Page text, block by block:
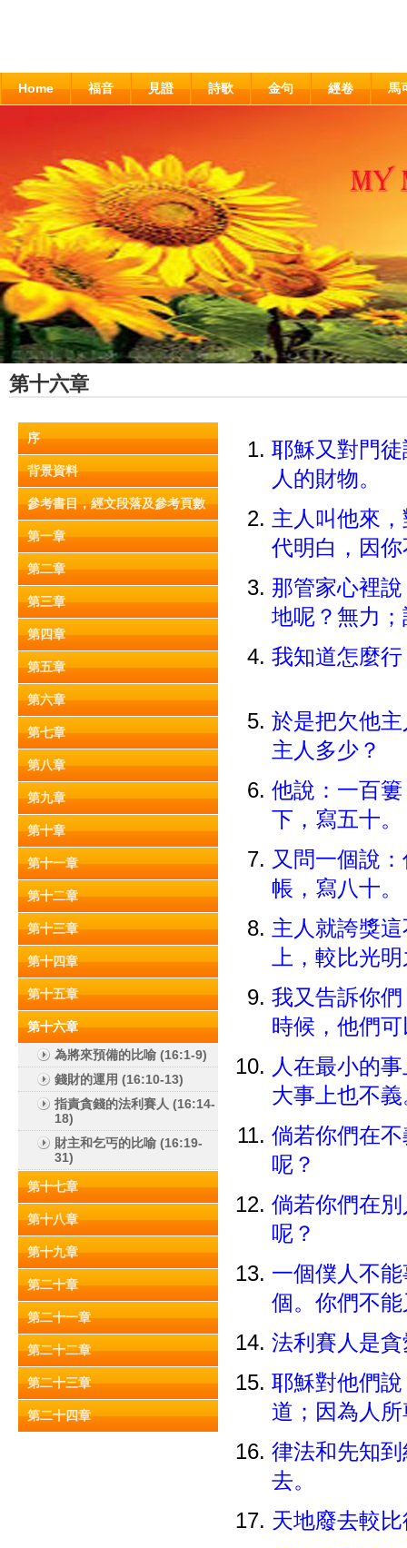
Home 福音 見證 詩歌 金句 經卷 馬
第十六章
序
背景資料
參考書目，經文段落及參考頁數
第一章
第二章
第三章
第四章
第五章
第六章
第七章
第八章
第九章
第十章
第十一章
第十二章
第十三章
第十四章
第十五章
第十六章
為將來預備的比喻 (16:1-9)
錢財的運用 (16:10-13)
指責貪錢的法利賽人 (16:14-
18)
財主和乞丐的比喻 (16:19-
31)
第十七章
第十八章
第十九章
第二十章
第二十一章
第二十二章
第二十三章
第二十四章
耶穌又對門
人的財物。
主人叫他來
代明白，因
那管家心裡
地呢？無力
我知道怎麼
於是把欠他
主人多少？
他說：一百
下，寫五十
又問一個說
帳，寫八十
主人就誇獎
上，較比光
我又告訴你
時候，他們
人在最小的
大事上也不
倘若你們在
呢？
倘若你們在
呢？
一個僕人不
個。你們不
法利賽人是
耶穌對他們
道；因為人
律法和先知
去。
天地廢去較